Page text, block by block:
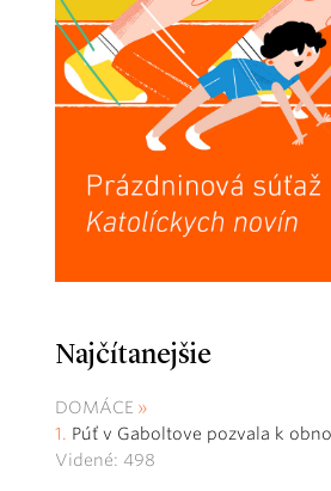
Najčítanejšie
DOMÁCE
Púť v Gaboltove pozvala k
Videné: 498